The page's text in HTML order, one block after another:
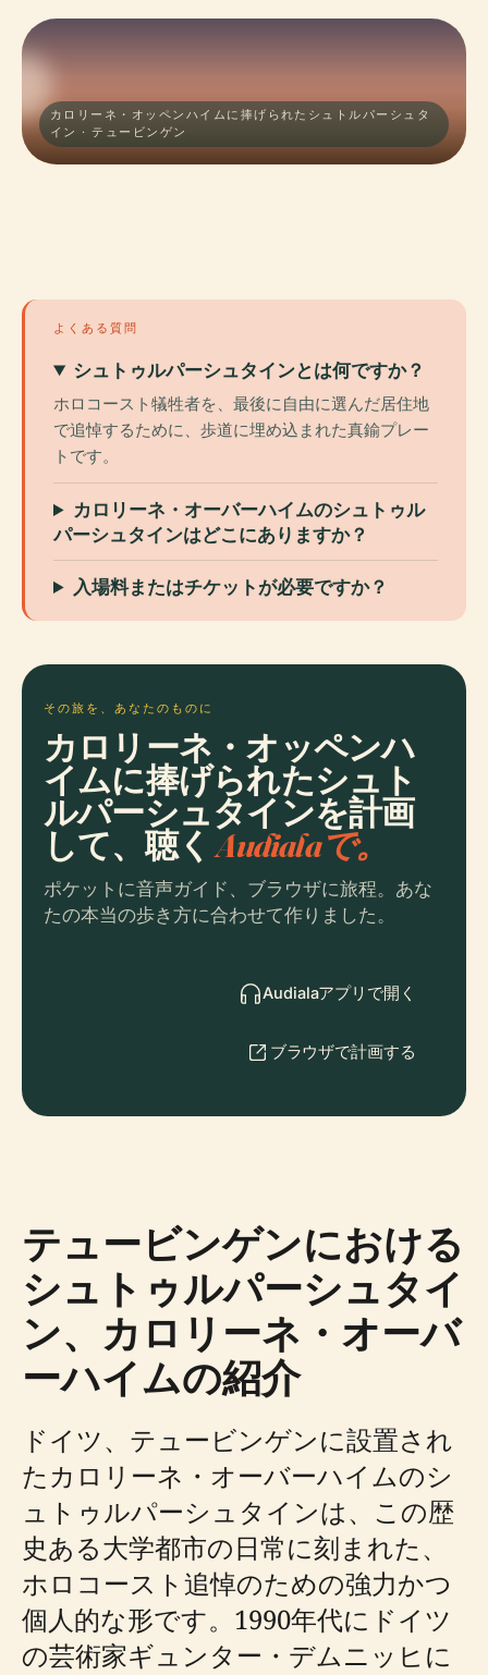
カロリーネ・オッペンハイムに捧げられたシュトルパーシュタ
イン · テュービンゲン
よくある質問
シュトゥルパーシュタインとは何ですか？
ホロコースト犠牲者を、最後に自由に選んだ居住地
で追悼するために、歩道に埋め込まれた真鍮プレー
トです。
カロリーネ・オーバーハイムのシュトゥル
パーシュタインはどこにありますか？
入場料またはチケットが必要ですか？
その旅を、あなたのものに
カロリーネ・オッペンハ
イムに捧げられたシュト
ルパーシュタインを計画
して、聴くAudialaで。
ポケットに音声ガイド、ブラウザに旅程。あな
たの本当の歩き方に合わせて作りました。
Audialaアプリで開く
ブラウザで計画する
テュービンゲンにおける
シュトゥルパーシュタイ
ン、カロリーネ・オーバ
ーハイムの紹介
ドイツ、テュービンゲンに設置され
たカロリーネ・オーバーハイムのシ
ュトゥルパーシュタインは、この歴
史ある大学都市の日常に刻まれた、
ホロコースト追悼のための強力かつ
個人的な形です。1990年代にドイツ
の芸術家ギュンター・デムニッヒに